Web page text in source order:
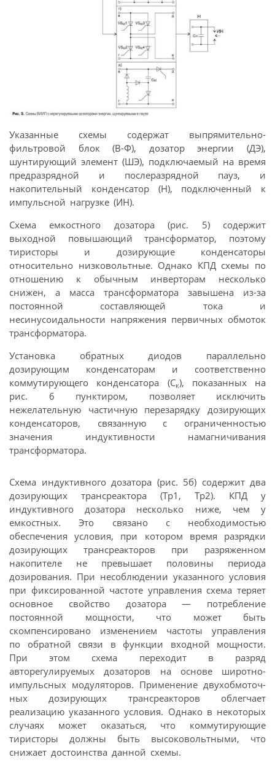
Указанные схемы содержат выпрямительно-
фильтровой блок (В-Ф), дозатор энергии (ДЭ),
шунтирующий элемент (ШЭ), подключаемый на время
предразрядной и послеразрядной пауз, и
накопительный конденсатор (Н), подключенный к
импульсной нагрузке (ИН).
Схема емкостного дозатора (рис. 5) содержит
выходной повышающий трансформатор, поэтому
тиристоры и дозирующие конденсаторы
относительно низковольтные. Однако КПД схемы по
отношению к обычным инверторам несколько
снижен, а масса трансформатора завышена из-за
постоянной составляющей тока и
несинусоидальности напряжения первичных обмоток
трансформатора.
Установка обратных диодов параллельно
дозирующим конденсаторам и соответственно
коммутирующего конденсатора (Ск), показанных на
рис. 6 пунктиром, позволяет исключить
нежелательную частичную перезарядку дозирующих
конденсаторов, связанную с ограниченностью
значения индуктивности намагничивания
трансформатора.
Схема индуктивного дозатора (рис. 5б) содержит два
дозирующих трансреактора (Тр1, Тр2). КПД у
индуктивного дозатора несколько ниже, чем у
емкостных. Это связано с необходимостью
обеспечения условия, при котором время разрядки
дозирующих трансреакторов при разряженном
накопителе не превышает половины периода
дозирования. При несоблюдении указанного условия
при фиксированной частоте управления схема теряет
основное свойство дозатора — потребление
постоянной мощности, что может быть
скомпенсировано изменением частоты управления
по обратной связи в функции входной мощности.
При этом схема переходит в разряд
авторегулируемых дозаторов на основе широтно-
импульсных модуляторов. Применение двухобмоточ-
ных дозирующих трансреакторов облегчает
реализацию указанного условия. Однако в некоторых
случаях может оказаться, что коммутирующие
тиристоры должны быть высоковольтными, что
снижает достоинства данной схемы.